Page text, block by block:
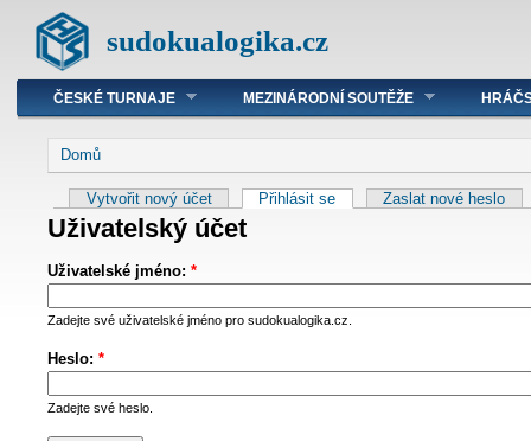
sudokualogika.cz
ČESKÉ TURNAJE MEZINÁRODNÍ SOUTĚŽE
Domů
Vytvořit nový účet Přihlásit se Zaslat nové heslo
Uživatelský účet
Uživatelské jméno: *
Zadejte své uživatelské jméno pro sudokualogika.cz.
Heslo: *
Zadejte své heslo.